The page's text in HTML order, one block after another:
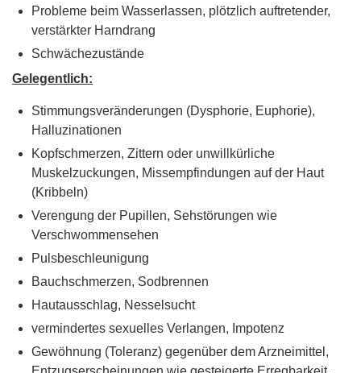
Probleme beim Wasserlassen, plötzlich auftretender,
verstärkter Harndrang
Schwächezustände
Gelegentlich:
Stimmungsveränderungen (Dysphorie, Euphorie),
Halluzinationen
Kopfschmerzen, Zittern oder unwillkürliche
Muskelzuckungen, Missempfindungen auf der Haut
(Kribbeln)
Verengung der Pupillen, Sehstörungen wie
Verschwommensehen
Pulsbeschleunigung
Bauchschmerzen, Sodbrennen
Hautausschlag, Nesselsucht
vermindertes sexuelles Verlangen, Impotenz
Gewöhnung (Toleranz) gegenüber dem Arzneimittel,